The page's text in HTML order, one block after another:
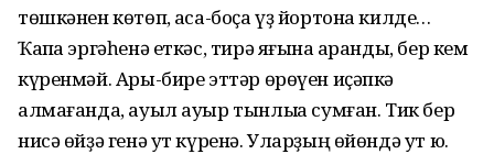
төшкәнен көтөп, ҡаса-боҫа үҙ йортона килде…
Ҡапҡа эргәһенә еткәс, тирә яғына ҡаранды, бер кем
күренмәй. Ары-бире эттәр өрөүен иҫәпкә
алмағанда, ауыл ауыр тынлыҡҡа сумған. Тик бер
нисә өйҙә генә ут күренә. Уларҙың өйөндә ут юҡ.